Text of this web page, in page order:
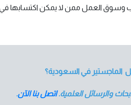
وسوق العمل ممن لا يمكن اكتسابها في
الماجستير في السعودية؟
اتصل بنا الآن.